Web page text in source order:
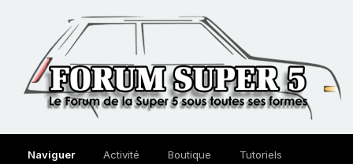
Naviguer Activité Boutique Tutoriels